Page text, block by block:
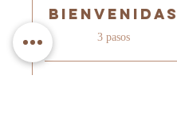
Bienvenidas
.
3 pasos